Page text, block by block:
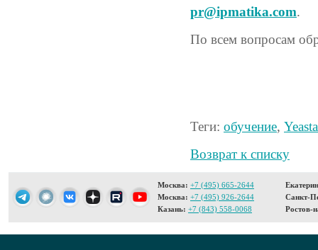
pr@ipmatika.com.
По всем вопросам
Теги: обучение,
Возврат к списку
Москва: +7 (495) 665-2644
Москва: +7 (495) 926-2644
Казань: +7 (843) 558-0068
Санкт-
Ростов-